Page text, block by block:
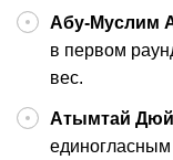
Абу-Муслим
в первом
вес.
Атымтай